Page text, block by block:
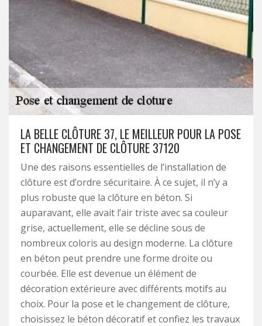
LA BELLE CLÔTURE 37, LE MEILLEUR POUR LA POSE
ET CHANGEMENT DE CLÔTURE 37120
Une des raisons essentielles de l’installation de
clôture est d’ordre sécuritaire. À ce sujet, il n’y a
plus robuste que la clôture en béton. Si
auparavant, elle avait l’air triste avec sa couleur
grise, actuellement, elle se décline sous de
nombreux coloris au design moderne. La clôture
en béton peut prendre une forme droite ou
courbée. Elle est devenue un élément de
décoration extérieure avec différents motifs au
choix. Pour la pose et le changement de clôture,
choisissez le béton décoratif et confiez les travaux